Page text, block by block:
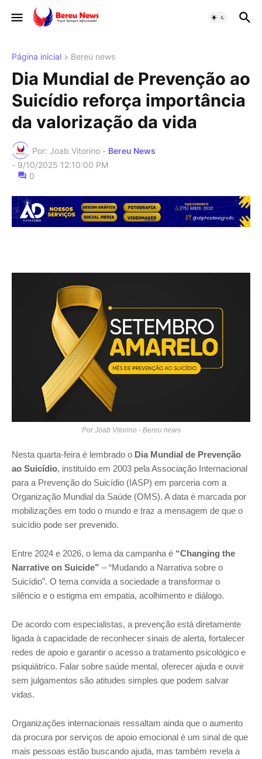
Página inicial Bereu news
Dia Mundial de Prevenção ao
Suicídio reforça importância
da valorização da vida
Por: Joab Vitorino - Bereu News
- 9/10/2025 12:10:00 PM
0
Por Joab Vitorino - Bereu news
Nesta quarta-feira é lembrado o Dia Mundial de Prevenção
ao Suicídio, instituído em 2003 pela Associação Internacional
para a Prevenção do Suicídio (IASP) em parceria com a
Organização Mundial da Saúde (OMS). A data é marcada por
mobilizações em todo o mundo e traz a mensagem de que o
suicídio pode ser prevenido.
Entre 2024 e 2026, o lema da campanha é “Changing the
Narrative on Suicide” – “Mudando a Narrativa sobre o
Suicídio”. O tema convida a sociedade a transformar o
silêncio e o estigma em empatia, acolhimento e diálogo.
De acordo com especialistas, a prevenção está diretamente
ligada à capacidade de reconhecer sinais de alerta, fortalecer
redes de apoio e garantir o acesso a tratamento psicológico e
psiquiátrico. Falar sobre saúde mental, oferecer ajuda e ouvir
sem julgamentos são atitudes simples que podem salvar
vidas.
Organizações internacionais ressaltam ainda que o aumento
da procura por serviços de apoio emocional é um sinal de que
mais pessoas estão buscando ajuda, mas também revela a